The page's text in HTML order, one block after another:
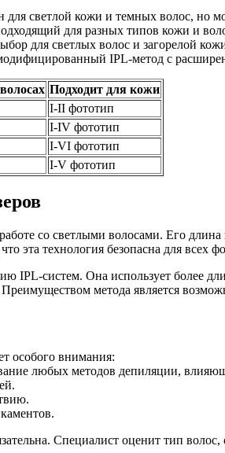
светлой кожи и темных волос, но
для разных типов кожи и
для светлых волос и загорелой
IPL-метод с
Подходит для кожи
I-II фототип
I-IV фототип
I-VI фототип
I-V фототип
со светлыми волосами. Его
эта технология безопасна для всех
IPL-систем. Она использует более
метода является
особого внимания:
любых методов депиляции,
Специалист оценит тип